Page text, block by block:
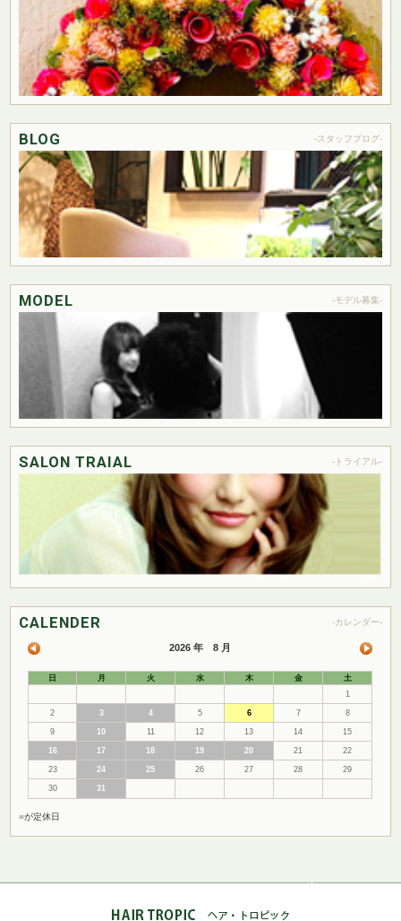
BLOG -スタッフブログ-
MODEL -モデル募集-
SALON TRAIAL -トライアル-
CALENDER -カレンダー-
2026 年 8 月
日 月 火 水 木 金
土
1
2 3 4 5 6 7 8
9 10 11 12 13 14 15
16 17 18 19 20 21 22
23 24 25 26 27 28 29
30 31
■が定休日